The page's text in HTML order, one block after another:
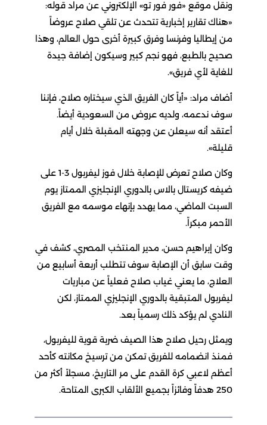
ونقل موقع «فور فور تو» الإلكتروني عن مراد قوله:
«هناك تقارير إخبارية تتحدث عن تلقي صلاح عروضاً
من إيطاليا وفرنسا وفرق كبيرة أخرى حول العالم، وهذا
صحيح بالطبع، فهو نجم كبير وسيكون إضافة جيدة
للغاية لأي فريق».
أضاف مراد: «أياً كان الفريق الذي سيختاره صلاح، فإننا
سوف ندعمه، ولديه عروض من السعودية أيضاً.
أعتقد أنه سيعلن عن وجهته المقبلة خلال أيام
قليلة».
وكان صلاح تعرض للإصابة خلال فوز ليفربول 3-1 على
ضيفه كريستال بالاس بالدوري الإنجليزي الممتاز يوم
السبت الماضي، مما يهدد بإنهاء موسمه مع الفريق
الأحمر مبكراً.
وكان إبراهيم حسن، مدير المنتخب المصري، كشف في
وقت سابق أن الإصابة سوف تتطلب أربعة أسابيع من
العلاج، ما يعني غياب صلاح فعلياً عن مباريات
ليفربول المتبقية بالدوري الإنجليزي الممتاز، لكن
النادي لم يؤكد ذلك رسمياً بعد.
ويمثل رحيل صلاح هذا الصيف ضربة قوية لليفربول،
فمنذ انضمامه للفريق تمكن من ترسيخ مكانته كأحد
أعظم لاعبي كرة القدم على مر التاريخ، مسجلاً أكثر من
250 هدفاً وفائزاً بجميع الألقاب الكبرى المتاحة.